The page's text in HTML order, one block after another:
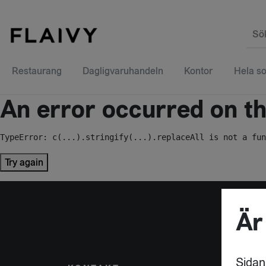
Restaurang Dagligvaruhandeln Kontor Hela
An error occurred on
TypeError: c(...).stringify(...).replaceAll is not a
Try again